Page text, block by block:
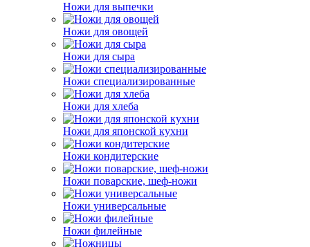
Ножи для выпечки
Ножи для овощей
Ножи для сыра
Ножи специализированные
Ножи для хлеба
Ножи для японской кухни
Ножи кондитерские
Ножи поварские, шеф-ножи
Ножи универсальные
Ножи филейные